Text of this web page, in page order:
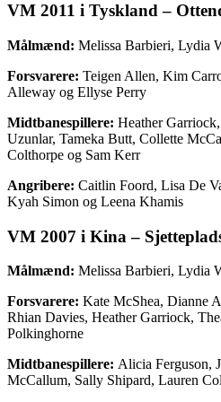
VM 2011 i Tyskland –
Målmænd: Melissa Barbieri, Lydia
Forsvarere: Teigen Allen, Kim
Alleway og Ellyse Perry
Midtbanespillere: Heather
Uzunlar, Tameka Butt, Collette
Colthorpe og Sam Kerr
Angribere: Caitlin Foord, Lisa De
Kyah Simon og Leena Khamis
VM 2007 i Kina –
Målmænd: Melissa Barbieri, Lydia
Forsvarere: Kate McShea, Dianne
Rhian Davies, Heather Garriock,
Polkinghorne
Midtbanespillere: Alicia Ferguson,
McCallum, Sally Shipard, Lauren